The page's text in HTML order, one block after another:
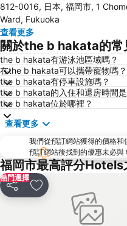
Fukuoka Yafuoku! Dome
Acros Fukuoka
Tojinmachi Station
Fukuoka Convention Center
Higashihie Station
Nishitetsu Kurume Station
Nishitetsu Hall
Elgala Hall
Dazaifu Tenmangu Shrine
812-0016, 日本, 福岡市, 1
Ward, Fukuoka
查看更多
關於the b hakata的常
the b hakata有游泳池區域嗎？
在the b hakata可以攜帶寵物嗎？
the b hakata有停車設施嗎？
the b hakata的入住和退房時間
the b hakata位於哪裡？
查看更多
我們從預訂網站獲得的價格
預訂網站後找到的優惠未必與
福岡市最高評分Hotels
熱門選擇
分享 放到收藏夾